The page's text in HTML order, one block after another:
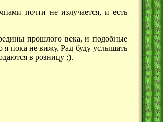
почти не излучается, и есть
прошлого века, и подобные
я пока не вижу. Рад буду услышать
в розницу ;).